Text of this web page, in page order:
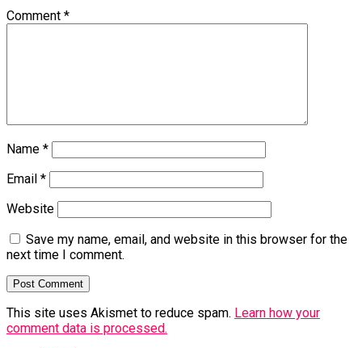
Comment *
Name *
Email *
Website
Save my name, email, and website in this browser for the
next time I comment.
This site uses Akismet to reduce spam. Learn how your
comment data is processed.